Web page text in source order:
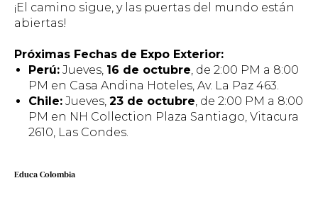
¡El camino sigue, y las puertas del mundo están
abiertas!
Próximas Fechas de Expo Exterior:
Perú: Jueves, 16 de octubre, de 2:00 PM a 8:00
PM en Casa Andina Hoteles, Av. La Paz 463.
Chile: Jueves, 23 de octubre, de 2:00 PM a 8:00
PM en NH Collection Plaza Santiago, Vitacura
2610, Las Condes.
Educa Colombia